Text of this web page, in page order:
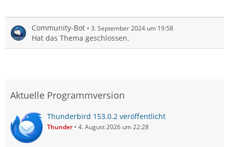
Community-Bot 3. September 2024 um 19:58
Hat das Thema geschlossen.
Aktuelle Programmversion
Thunderbird 153.0.2 veröffentlicht
Thunder 4. August 2026 um 22:28